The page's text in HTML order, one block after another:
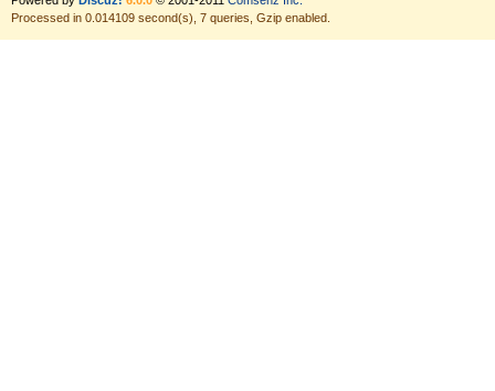
Processed in 0.014109 second(s), 7 queries, Gzip enabled.